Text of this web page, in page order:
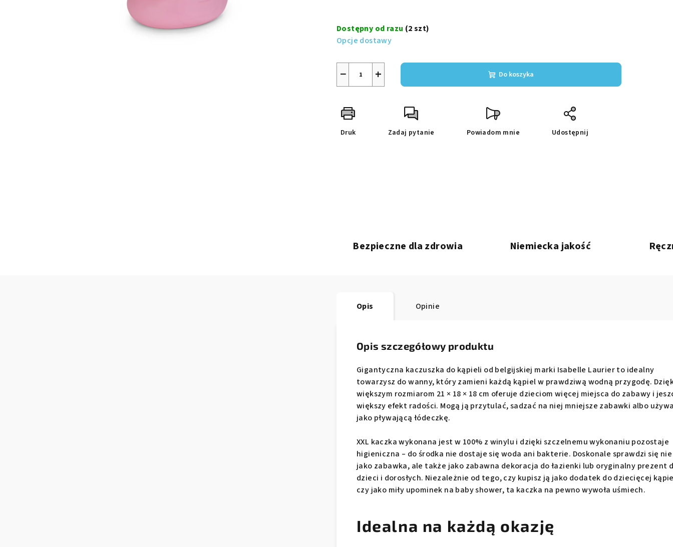
gwiazdek.
jednostkowa:
Dostępny od razu (2 szt)
Opcje dostawy
+
− Do koszyka
Druk Zadaj pytanie Powiadom mnie Udostępnij
Bezpieczne dla zdrowia Niemiecka jakość
Opis Opinie
Opis szczegółowy produktu
Gigantyczna kaczuszka do kąpieli od belgijskiej marki Isabelle Laurier to idealny
towarzysz do wanny, który zamieni każdą kąpiel w prawdziwą wodną przygodę.
większym rozmiarom 21 × 18 × 18 cm oferuje dzieciom więcej miejsca do zabawy i
większy efekt radości. Mogą ją przytulać, sadzać na niej mniejsze zabawki albo
jako pływającą łódeczkę.
XXL kaczka wykonana jest w 100% z winylu i dzięki szczelnemu wykonaniu pozostaje
higieniczna – do środka nie dostaje się woda ani bakterie. Doskonale sprawdzi się
jako zabawka, ale także jako zabawna dekoracja do łazienki lub oryginalny prezent
dzieci i dorosłych. Niezależnie od tego, czy kupisz ją jako dodatek do dziecięcej
czy jako miły upominek na baby shower, ta kaczka na pewno wywoła uśmiech.
Idealna na każdą okazję